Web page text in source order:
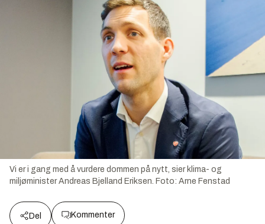
Vi er i gang med å vurdere dommen på nytt, sier klima- og
miljøminister Andreas Bjelland Eriksen. Foto: Arne Fenstad
Del Kommenter